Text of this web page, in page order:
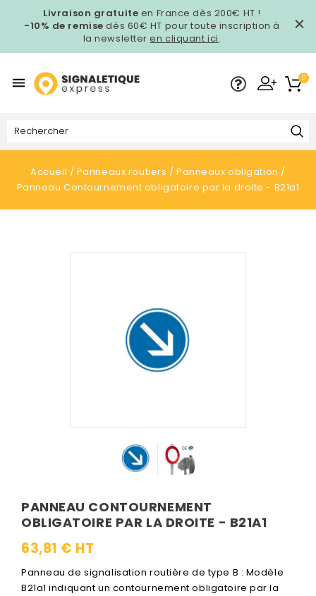
Livraison gratuite en France dès 200€ HT !
-10% de remise dès 60€ HT pour toute inscription à
la newsletteren cliquant ici.
 0
Accueil Panneaux routiers
Panneaux obligation
Panneau Contournement obligatoire par la droite - B21a1
PANNEAU CONTOURNEMENT
OBLIGATOIRE PAR LA DROITE - B21A1
63,81 € HT
Panneau de signalisation routière de type B : Modèle
B21a1 indiquant un contournement obligatoire par la